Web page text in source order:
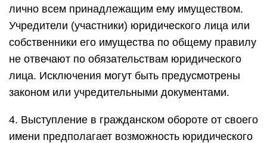
лично всем принадлежащим ему имуществом.
Учредители (участники) юридического лица или
собственники его имущества по общему правилу
не отвечают по обязательствам юридического
лица. Исключения могут быть предусмотрены
законом или учредительными документами.
4. Выступление в гражданском обороте от своего
имени предполагает возможность юридического